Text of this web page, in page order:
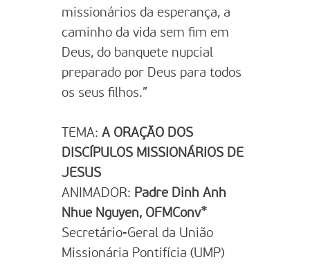
missionários da esperança, a
caminho da vida sem fim em
Deus, do banquete nupcial
preparado por Deus para todos
os seus filhos.”
TEMA: A ORAÇÃO DOS
DISCÍPULOS MISSIONÁRIOS DE
JESUS
ANIMADOR: Padre Dinh Anh
Nhue Nguyen, OFMConv ⃰
Secretário-Geral da União
Missionária Pontifícia (UMP)